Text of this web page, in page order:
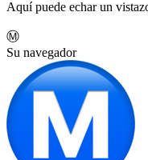
Aquí puede echar un
Ⓜ️
Su navegador